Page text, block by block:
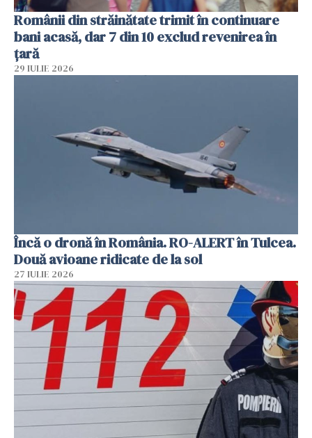
Românii din străinătate trimit în continuare
bani acasă, dar 7 din 10 exclud revenirea în
țară
29 IULIE 2026
Încă o dronă în România. RO-ALERT în Tulcea.
Două avioane ridicate de la sol
27 IULIE 2026